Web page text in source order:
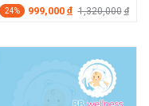
24% 999,000 đ 1,320,000 đ